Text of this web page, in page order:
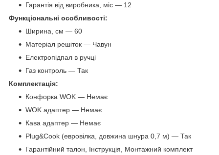
Гарантія від виробника, міс — 12
Функціональні особливості:
Ширина, см — 60
Матеріал решіток — Чавун
Електропідпал в ручці
Газ контроль — Так
Комплектація:
Конфорка WOK — Немає
WOK адаптер — Немає
Кава адаптер — Немає
Plug&Cook (евровілка, довжина шнура 0,7 м) — Так
Гарантійний талон, Інструкція, Монтажний комплект